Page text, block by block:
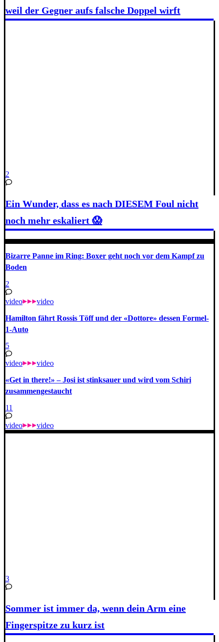
weil der Gegner aufs falsche Doppel wirft
2
Ein Wunder, dass es nach DIESEM Foul nicht
noch mehr eskaliert 😱
Bizarre Panne im Ring: Boxer geht noch vor dem Kampf zu
Boden
2
video video
Hamilton fährt Rossis Töff und der «Dottore» dessen Formel-
1-Auto
5
video video
«Get in there!» – Josi ist stinksauer und wird vom Schiri
zusammengestaucht
11
video video
3
Sommer ist immer da, wenn dein Arm eine
Fingerspitze zu kurz ist